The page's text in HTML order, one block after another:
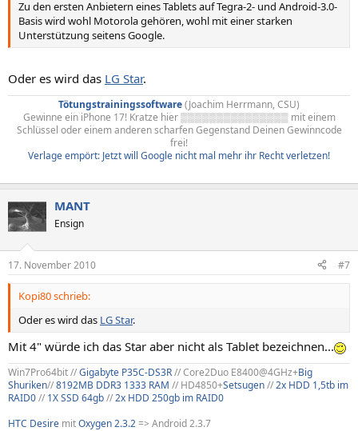
Zu den ersten Anbietern eines Tablets auf Tegra-2- und Android-3.0-
Basis wird wohl Motorola gehören, wohl mit einer starken
Unterstützung seitens Google.
Oder es wird das LG Star.
Tötungstrainingssoftware(Joachim Herrmann, CSU)
Gewinne ein iPhone 17! Kratze hier ▒▒▒▒▒▒▒▒▒▒▒▒▒▒▒ mit einem
Schlüssel oder einem anderen scharfen Gegenstand Deinen Gewinncode
frei!
Verlage empört: Jetzt will Google nicht mal mehr ihr Recht verletzen!
MANT
Ensign
17. November 2010 #7
Kopi80 schrieb:
Oder es wird das LG Star.
Mit 4" würde ich das Star aber nicht als Tablet bezeichnen...
Win7Pro64bit //Gigabyte P35C-DS3R// Core2Duo E8400@4GHz+Big
Shuriken//8192MB DDR3 1333 RAM // HD4850+Setsugen//2x HDD 1,5tb im
RAID0// 1X SSD 64gb//2x HDD 250gb im RAID0
HTC Desire mitOxygen 2.3.2=> Android 2.3.7